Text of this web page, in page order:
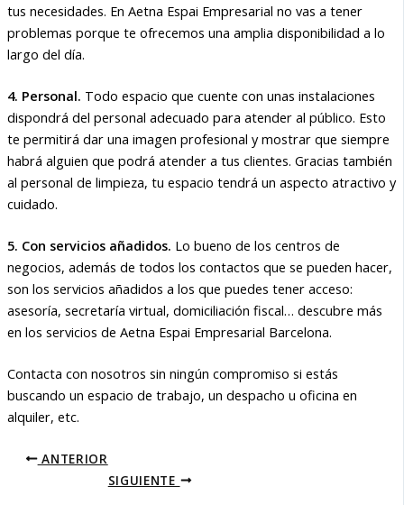
tus necesidades. En Aetna Espai Empresarial no vas a tener
problemas porque te ofrecemos una amplia disponibilidad a lo
largo del día.
4. Personal. Todo espacio que cuente con unas instalaciones
dispondrá del personal adecuado para atender al público. Esto
te permitirá dar una imagen profesional y mostrar que siempre
habrá alguien que podrá atender a tus clientes. Gracias también
al personal de limpieza, tu espacio tendrá un aspecto atractivo y
cuidado.
5. Con servicios añadidos. Lo bueno de los centros de
negocios, además de todos los contactos que se pueden hacer,
son los servicios añadidos a los que puedes tener acceso:
asesoría, secretaría virtual, domiciliación fiscal… descubre más
en los servicios de Aetna Espai Empresarial Barcelona.
Contacta con nosotros sin ningún compromiso si estás
buscando un espacio de trabajo, un despacho u oficina en
alquiler, etc.
ANTERIOR
SIGUIENTE